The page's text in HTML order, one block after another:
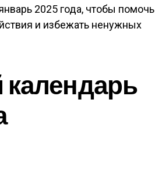
2025 года, чтобы помочь
и избежать ненужных